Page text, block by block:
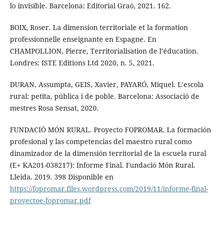
lo invisible. Barcelona: Editorial Graó, 2021. 162.
BOIX, Roser. La dimension territoriale et la formation
professionnelle enseignante en Espagne. En
CHAMPOLLION, Pierre, Territorialisation de l’éducation.
Londres: ISTE Editions Ltd 2020, n. 5, 2021.
DURAN, Assumpta, GEIS, Xavier, PAYARÓ, Miquel. L’escola
rural: petita, pública i de poble. Barcelona: Associació de
mestres Rosa Sensat, 2020.
FUNDACIÓ MÓN RURAL. Proyecto FOPROMAR. La formación
profesional y las competencias del maestro rural como
dinamizador de la dimensión territorial de la escuela rural
(E+ KA201-038217): Informe Final. Fundació Món Rural.
Lleida. 2019. 398 Disponible en
https://fopromar.files.wordpress.com/2019/11/informe-final-
proyectoe-fopromar.pdf